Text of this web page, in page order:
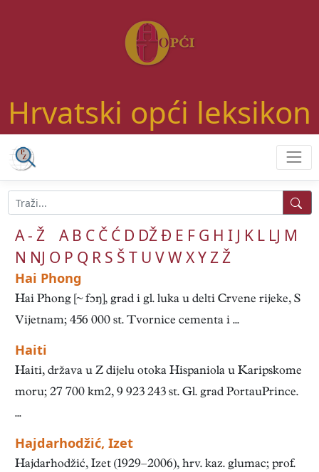
Hrvatski opći leksikon
A - Ž A B C Č Ć D DŽĐ E F G H I J K L LJ M
N NJ O P Q R S Š T U VWXYZŽ
Hai Phong
Hai Phong [ fɔŋ], grad i gl. luka u delti Crvene rijeke, S
Vijetnam; 456 000 st. Tvornice cementa i ...
Haiti
Haiti, država u Z dijelu otoka Hispaniola u Karipskome
moru; 27 700 km2, 9 923 243 st. Gl. grad PortauPrince.
...
Hajdarhodžić, Izet
Hajdarhodžić, Izet (1929–2006), hrv. kaz. glumac; prof.